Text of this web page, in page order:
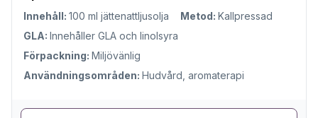
Innehåll: 100 ml jättenattljusolja Metod: Kallpressad
GLA: Innehåller GLA och linolsyra
Förpackning: Miljövänlig
Användningsområden: Hudvård, aromaterapi